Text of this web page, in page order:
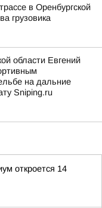
в Оренбургской
грузовика
области Евгений
на дальние
Sniping.ru
откроется 14